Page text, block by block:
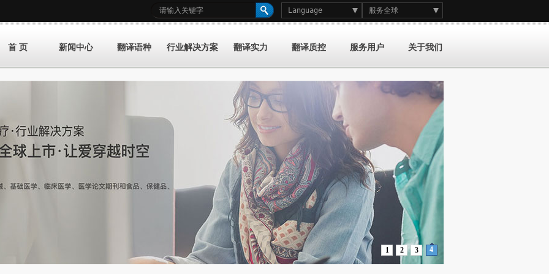
Language 服务全球
首 页 新闻中心 翻译语种 行业解决方案 翻译实力 翻译质控 服务用户 关于我们
1 2 3 4